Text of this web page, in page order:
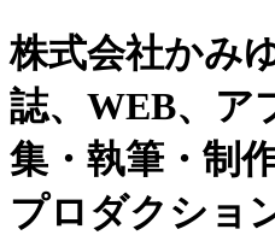
株式会社かみ
誌、WEB、ア
集・執筆・制
プロダクショ
大河ドラマ、テ
史跡ガイド
その他歴史関連
美術史、絵画、ア
宗教、神話、神
日本文化、民俗
天皇制
2022年
2021年
2020年
2019年
2018年